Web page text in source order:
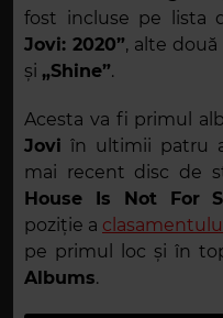
fost incluse pe lista
Jovi: 2020”, alte
și „Shine”.
Acesta va fi primul
Jovi în ultimii patru
mai recent disc de
House Is Not For
poziție a
pe primul loc și în
Albums.